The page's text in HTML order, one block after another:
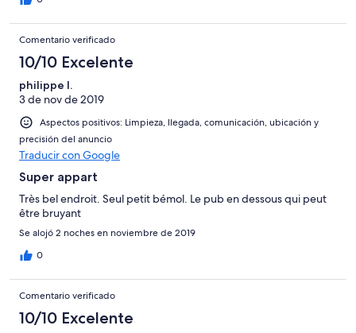
Comentario verificado
10/10 Excelente
philippe l.
3 de nov de 2019
Aspectos positivos: Limpieza, llegada, comunicación, ubicación y
precisión del anuncio
Traducir con Google
Super appart
Très bel endroit. Seul petit bémol. Le pub en dessous qui peut
être bruyant
Se alojó 2 noches en noviembre de 2019
0
Comentario verificado
10/10 Excelente